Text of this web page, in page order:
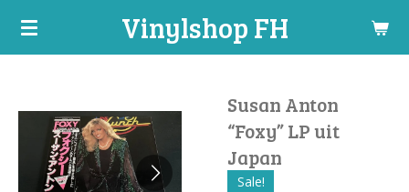
Ga
hoofdinhoud
Vinylshop FH
Susan Anton
“Foxy” LP uit
Japan
Sale!